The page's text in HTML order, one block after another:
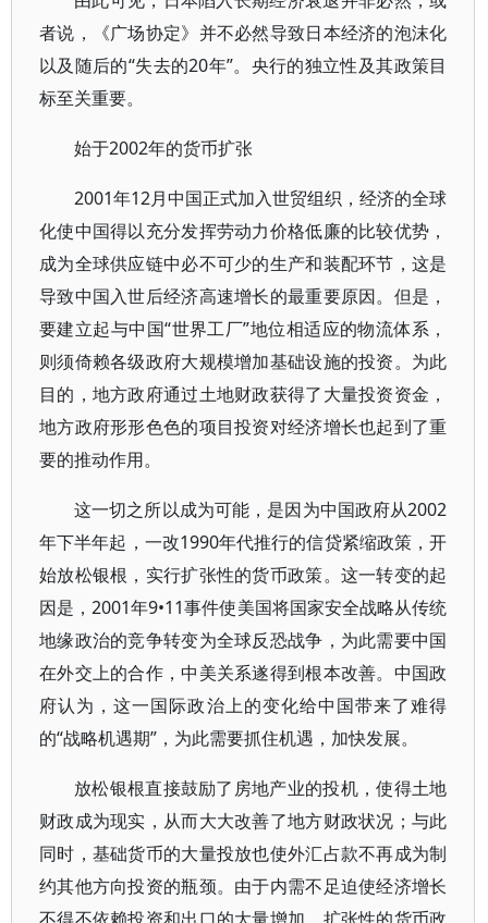
者说，《广场协定》并不必然导致日本经济的泡沫化
以及随后的“失去的20年”。央行的独立性及其政策目
标至关重要。
始于2002年的货币扩张
2001年12月中国正式加入世贸组织，经济的全球
化使中国得以充分发挥劳动力价格低廉的比较优势，
成为全球供应链中必不可少的生产和装配环节，这是
导致中国入世后经济高速增长的最重要原因。但是，
要建立起与中国“世界工厂”地位相适应的物流体系，
则须倚赖各级政府大规模增加基础设施的投资。为此
目的，地方政府通过土地财政获得了大量投资资金，
地方政府形形色色的项目投资对经济增长也起到了重
要的推动作用。
这一切之所以成为可能，是因为中国政府从2002
年下半年起，一改1990年代推行的信贷紧缩政策，开
始放松银根，实行扩张性的货币政策。这一转变的起
因是，2001年9•11事件使美国将国家安全战略从传统
地缘政治的竞争转变为全球反恐战争，为此需要中国
在外交上的合作，中美关系遂得到根本改善。中国政
府认为，这一国际政治上的变化给中国带来了难得
的“战略机遇期”，为此需要抓住机遇，加快发展。
放松银根直接鼓励了房地产业的投机，使得土地
财政成为现实，从而大大改善了地方财政状况；与此
同时，基础货币的大量投放也使外汇占款不再成为制
约其他方向投资的瓶颈。由于内需不足迫使经济增长